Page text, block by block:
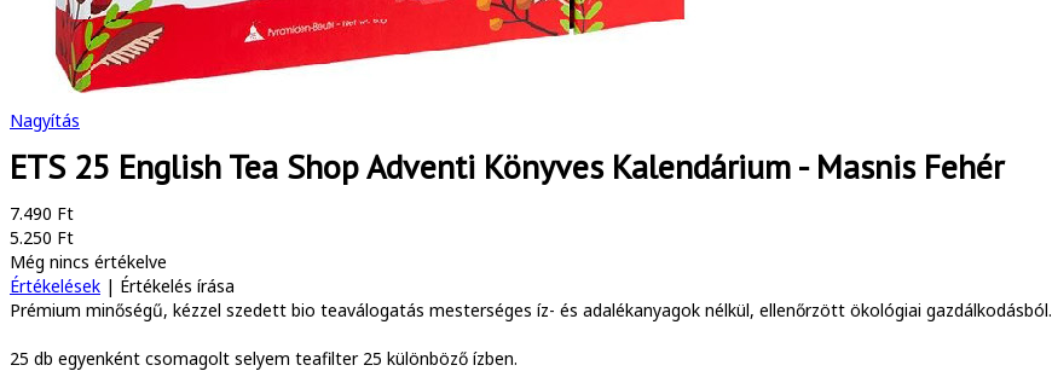
Nagyítás
ETS 25 English Tea Shop Adventi Könyves Kalendárium - Masnis Fehér
7.490 Ft
5.250 Ft
Még nincs értékelve
Értékelések | Értékelés írása
Prémium minőségű, kézzel szedett bio teaválogatás mesterséges íz- és adalékanyagok nélkül, ellenőrzött ökológiai gazdálkodásból.
25 db egyenként csomagolt selyem teafilter 25 különböző ízben.